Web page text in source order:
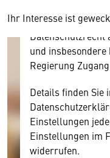
Ihr Interesse ist
Diese Daten
Datenschutzrecht
und
Regierung
Details finden Sie
Einstellungen
Einstellungen im
widerrufen.